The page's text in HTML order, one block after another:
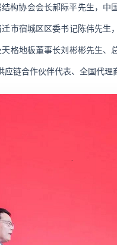
构协会会长郝际平先生，
市宿城区区委书记陈伟先
格地板董事长刘彬彬先生
应链合作伙伴代表、全国代理